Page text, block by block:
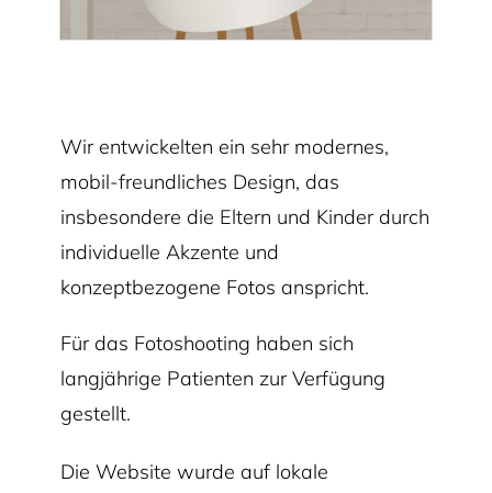
Wir entwickelten ein sehr modernes,
mobil-freundliches Design, das
insbesondere die Eltern und Kinder durch
individuelle Akzente und
konzeptbezogene Fotos anspricht.
Für das Fotoshooting haben sich
langjährige Patienten zur Verfügung
gestellt.
Die Website wurde auf lokale